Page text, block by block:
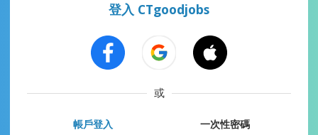
登入 CTgoodjobs
或
帳戶登入 一次性密碼